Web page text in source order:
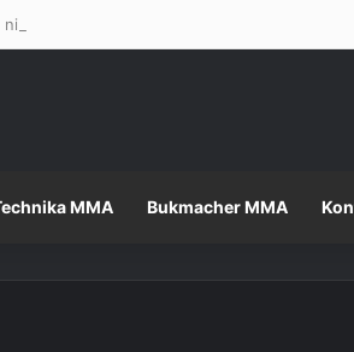
nietęga, ale formalności, jak zawsze,
MMA Bukmacher MMA